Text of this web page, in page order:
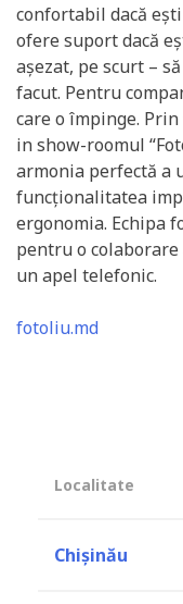
confortabil dacă
ofere suport dacă
așezat, pe scurt –
facut. Pentru
care o împinge.
in show-roomul
armonia perfectă a
funcționalitatea
ergonomia. Echipa
pentru o colaborare
un apel telefonic.
fotoliu.md
Localitate
Chișinău